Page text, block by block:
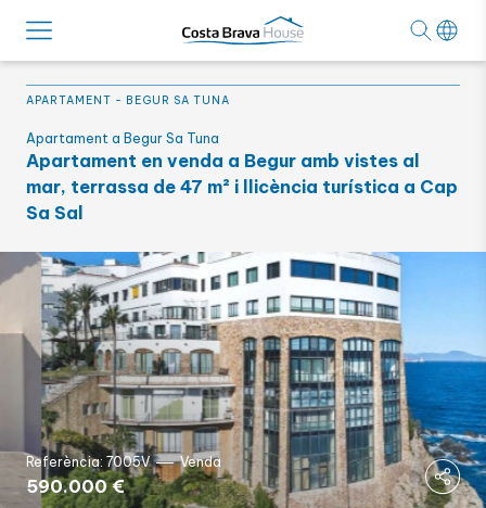
APARTAMENT - BEGUR SA TUNA
Apartament a Begur Sa Tuna
Apartament en venda a Begur amb vistes al
mar, terrassa de 47 m² i llicència turística a Cap
Sa Sal
Referència: 7005V Venda
590.000 €